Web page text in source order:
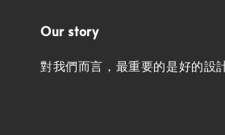
Our story
對我們而言，最重要的是好的設